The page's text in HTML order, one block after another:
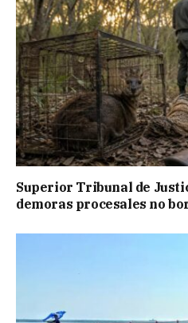
Superior Tribunal de
demoras procesales no